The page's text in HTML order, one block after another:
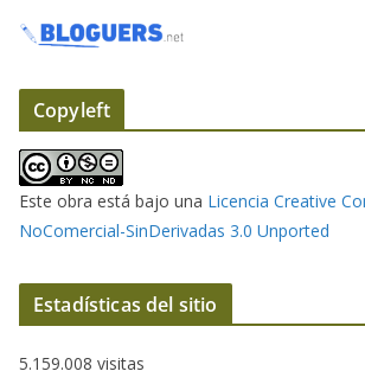
r
c
o
Copyleft
Este obra está bajo una Licencia Creative
NoComercial-SinDerivadas 3.0 Unported
Estadísticas del sitio
5.159.008 visitas